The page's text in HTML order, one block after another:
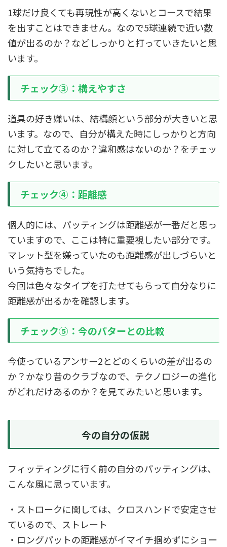
1球だけ良くても再現性が高くないとコースで結果
を出すことはできません。なので5球連続で近い数
値が出るのか？などしっかりと打っていきたいと思
います。
チェック③：構えやすさ
道具の好き嫌いは、結構顔という部分が大きいと思
います。なので、自分が構えた時にしっかりと方向
に対して立てるのか？違和感はないのか？をチェッ
クしたいと思います。
チェック④：距離感
個人的には、パッティングは距離感が一番だと思っ
ていますので、ここは特に重要視したい部分です。
マレット型を嫌っていたのも距離感が出しづらいと
いう気持ちでした。
今回は色々なタイプを打たせてもらって自分なりに
距離感が出るかを確認します。
チェック⑤：今のパターとの比較
今使っているアンサー2とどのくらいの差が出るの
か？かなり昔のクラブなので、テクノロジーの進化
がどれだけあるのか？を見てみたいと思います。
今の自分の仮説
フィッティングに行く前の自分のパッティングは、
こんな風に思っています。
・ストロークに関しては、クロスハンドで安定させ
ているので、ストレート
・ロングパットの距離感がイマイチ掴めずにショー